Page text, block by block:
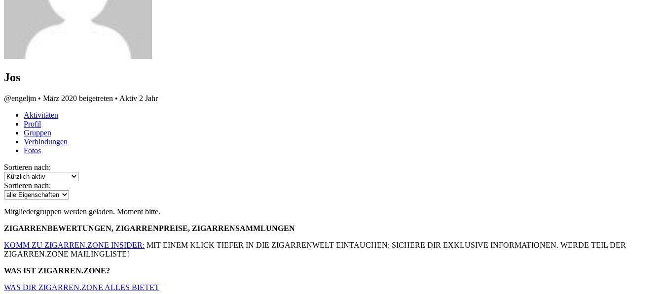
Jos
@engeljm • März 2020 beigetreten • Aktiv 2 Jahr
Aktivitäten
Profil
Gruppen
Verbindungen
Fotos
Sortieren nach:
Sortieren nach:
Mitgliedergruppen werden geladen. Moment bitte.
ZIGARRENBEWERTUNGEN, ZIGARRENPREISE, ZIGARRENSAMMLUNGEN
KOMM ZU ZIGARREN.ZONE INSIDER: MIT EINEM KLICK TIEFER IN DIE ZIGARRENWELT EINTAUCHEN: SICHERE DIR EXKLUSIVE INFORMATIONEN. WERDE TEIL DER
ZIGARREN.ZONE MAILINGLISTE!
WAS IST ZIGARREN.ZONE?
WAS DIR ZIGARREN.ZONE ALLES BIETET